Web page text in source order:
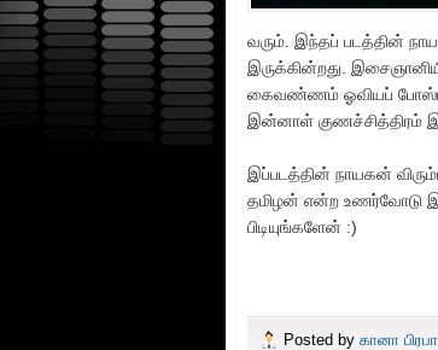
வரும். இந்தப் படத்தின்
இருக்கின்றது.
கைவண்ணம் ஓவியப்
இன்னாள் குணச்சித்திரம்
இப்படத்தின் நாயகன்
தமிழன் என்ற உணர்வோடு
பிடியுங்களேன் :)
Posted by கானா பிரபா